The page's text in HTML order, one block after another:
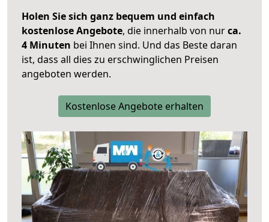
Holen Sie sich ganz bequem und einfach
kostenlose Angebote, die innerhalb von nurca.
4 Minuten bei Ihnen sind. Und das Beste daran
ist, dass all dies zu erschwinglichen Preisen
angeboten werden.
Kostenlose Angebote erhalten